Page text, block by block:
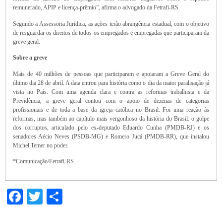
remunerado, APIP e licença-prêmio”, afirma o advogado da Fetrafi-RS.
Segundo a Assessoria Jurídica, as ações terão abrangência estadual, com o objetivo
de resguardar os direitos de todos os empregados e empregadas que participaram da
greve geral.
Sobre a greve
Mais de 40 milhões de pessoas que participaram e apoiaram a Greve Geral do
último dia 28 de abril. A data entrou para história como o dia da maior paralisação já
vista no País. Com uma agenda clara e contra as reformas trabalhista e da
Previdência, a greve geral contou com o apoio de dezenas de categorias
profissionais e de toda a base da igreja católica no Brasil. Foi uma reação às
reformas, mas também ao capítulo mais vergonhoso da história do Brasil: o golpe
dos corruptos, articulado pelo ex-deputado Eduardo Cunha (PMDB-RJ) e os
senadores Aécio Neves (PSDB-MG) e Romero Jucá (PMDB-RR), que instalou
Michel Temer no poder.
*Comunicação/Fetrafi-RS
Facebook
Twitter